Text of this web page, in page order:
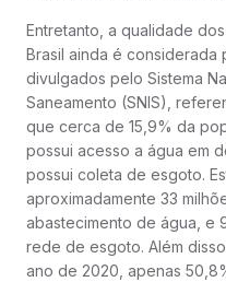
Entretanto, a qualidade
Brasil ainda é considerada
divulgados pelo Sistema
Saneamento (SNIS),
que cerca de 15,9% da
possui acesso a água em
possui coleta de esgoto.
aproximadamente 33
abastecimento de água, e
rede de esgoto. Além
ano de 2020, apenas